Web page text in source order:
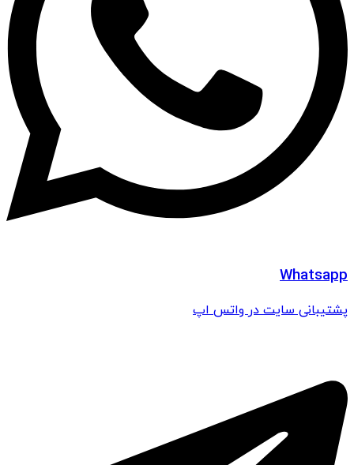
Whatsapp
پشتیبانی سایت در واتس اپ